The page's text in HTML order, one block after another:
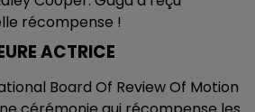
récompense !
ACTRICE
Board Of Review Of Motion